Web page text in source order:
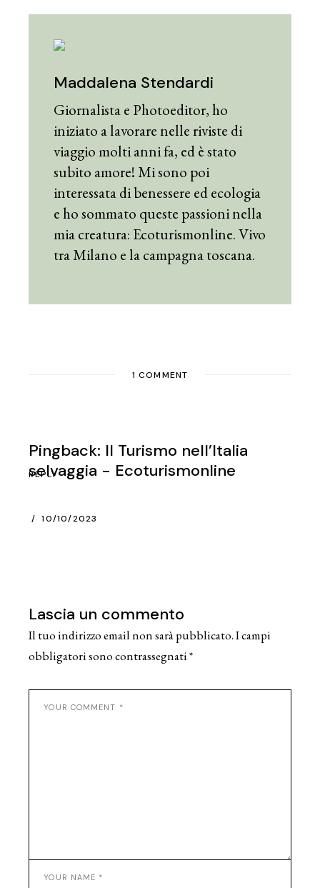
Maddalena Stendardi
Giornalista e Photoeditor, ho
iniziato a lavorare nelle riviste di
viaggio molti anni fa, ed è stato
subito amore! Mi sono poi
interessata di benessere ed ecologia
e ho sommato queste passioni nella
mia creatura: Ecoturismonline. Vivo
tra Milano e la campagna toscana.
1 COMMENT
Pingback: Il Turismo nell’Italia
selvaggia - Ecoturismonline
10/10/2023
REPLY
Lascia un commento
Il tuo indirizzo email non sarà pubblicato.I campi
obbligatori sono contrassegnati*